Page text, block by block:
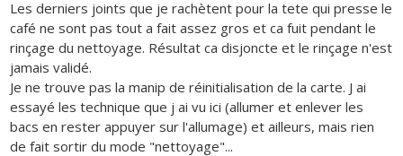
Les derniers joints que je rachètent pour la tete qui presse le
café ne sont pas tout a fait assez gros et ca fuit pendant le
rinçage du nettoyage. Résultat ca disjoncte et le rinçage n'est
jamais validé.
Je ne trouve pas la manip de réinitialisation de la carte. J ai
essayé les technique que j ai vu ici (allumer et enlever les
bacs en rester appuyer sur l'allumage) et ailleurs, mais rien
de fait sortir du mode "nettoyage"...